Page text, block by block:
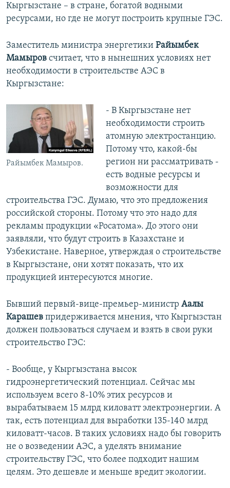
Кыргызстане – в стране, богатой водными
ресурсами, но где не могут построить крупные ГЭС.
Заместитель министра энергетики Райымбек
Мамыров считает, что в нынешних условиях нет
необходимости в строительстве АЭС в
Кыргызстане:
Райымбек Мамыров.
- В Кыргызстане нет
необходимости строить
атомную электростанцию.
Потому что, какой-бы
регион ни рассматривать -
есть водные ресурсы и
возможности для
строительства ГЭС. Думаю, что это предложения
российской стороны. Потому что это надо для
рекламы продукции «Росатома». До этого они
заявляли, что будут строить в Казахстане и
Узбекистане. Наверное, утверждая о строительстве
в Кыргызстане, они хотят показать, что их
продукцией интересуются многие.
Бывший первый-вице-премьер-министр Аалы
Карашев придерживается мнения, что Кыргызстан
должен пользоваться случаем и взять в свои руки
строительство ГЭС:
- Вообще, у Кыргызстана высок
гидроэнергетический потенциал. Сейчас мы
используем всего 8-10% этих ресурсов и
вырабатываем 15 млрд киловатт электроэнергии. А
так, есть потенциал для выработки 135-140 млрд
киловатт-часов. В таких условиях надо бы говорить
не о возведении АЭС, а уделять внимание
строительству ГЭС, что более подходит нашим
целям. Это дешевле и меньше вредит экологии.